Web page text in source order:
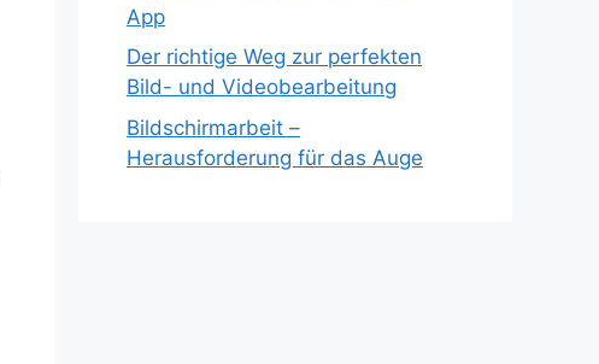
App
Der richtige Weg zur perfekten
Bild- und Videobearbeitung
Bildschirmarbeit –
Herausforderung für das Auge